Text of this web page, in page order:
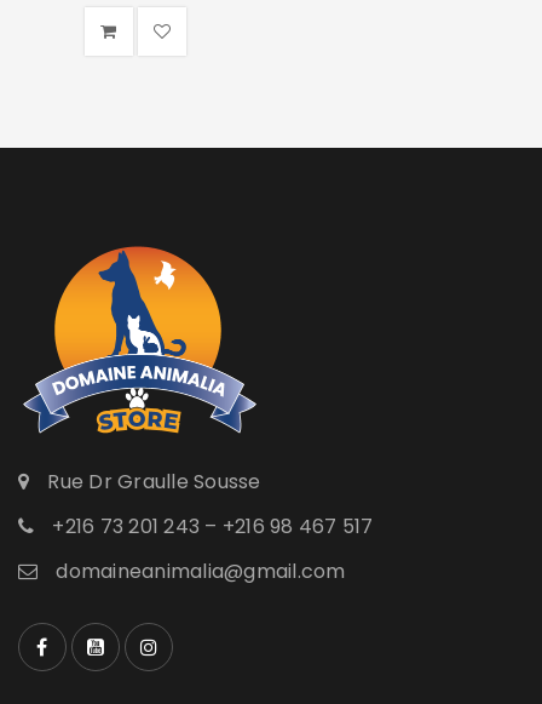
Rue Dr Graulle Sousse
+216 73 201 243 – +216 98 467 517
domaineanimalia@gmail.com